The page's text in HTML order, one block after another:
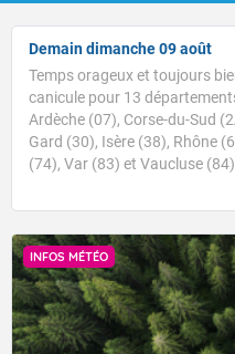
Demain dimanche 09 août
Temps orageux et toujours
canicule pour 13
Ardèche (07), Corse-du-Sud
Gard (30), Isère (38), Rhône
(74), Var (83) et Vaucluse
INFOS MÉTÉO